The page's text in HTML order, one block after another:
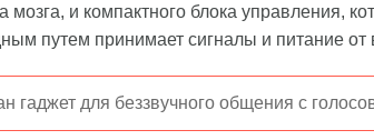
мозга, и компактного блока управления,
путем принимает сигналы и питание от
гаджет для беззвучного общения с